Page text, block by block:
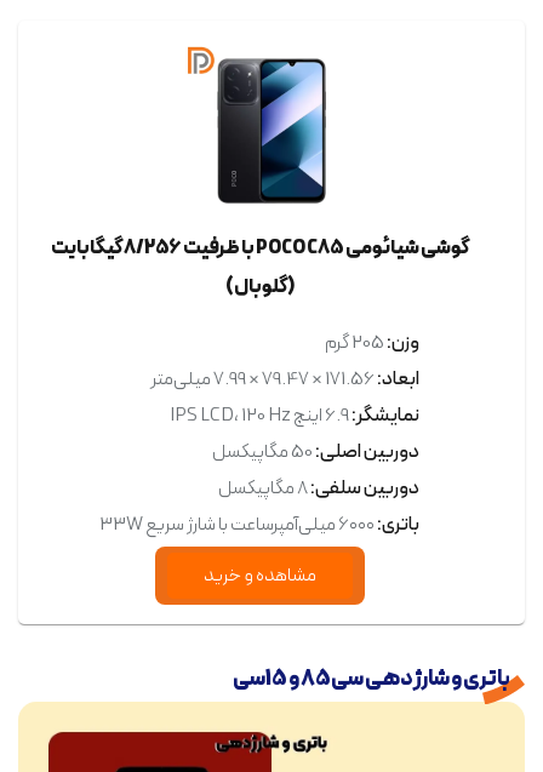
گوشی شیائومی POCO C85 با ظرفیت 8/256 گیگابایت
(گلوبال)
وزن:205 گرم
ابعاد:171.56 × 79.47 × 7.99 میلی‌متر
نمایشگر:6.9 اینچ IPS LCD، 120 Hz
دوربین اصلی:50 مگاپیکسل
دوربین سلفی:8 مگاپیکسل
باتری:۶۰۰۰ میلی‌آمپرساعت با شارژ سریع 33W
مشاهده و خرید
باتری و شارژدهی سی‌85 و 15‌سی